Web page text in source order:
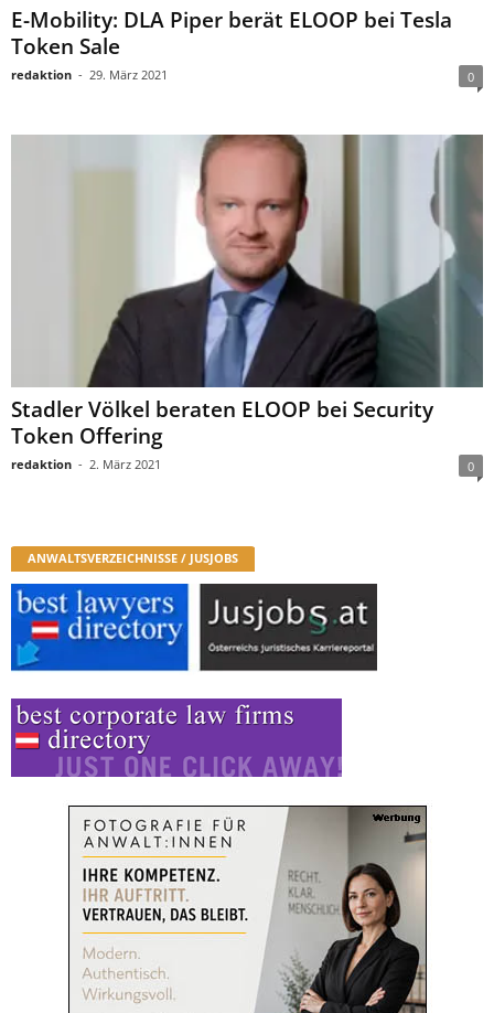
E-Mobility: DLA Piper berät ELOOP bei Tesla
Token Sale
redaktion - 29. März 2021 0
Stadler Völkel beraten ELOOP bei Security
Token Offering
redaktion - 2. März 2021 0
ANWALTSVERZEICHNISSE / JUSJOBS